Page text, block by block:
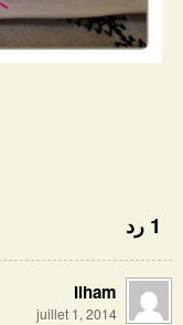
1 رد
Ilham
juillet 1, 2014